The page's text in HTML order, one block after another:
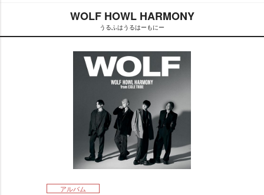
WOLF HOWL HARMONY
うるふはうるはーもにー
アルバム